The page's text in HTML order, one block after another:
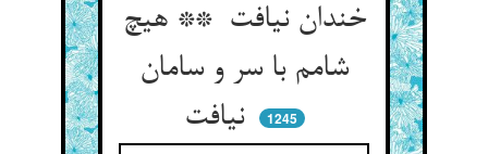
خندان نیافت ** هیچ
شامم با سر و سامان
نیافت
1245